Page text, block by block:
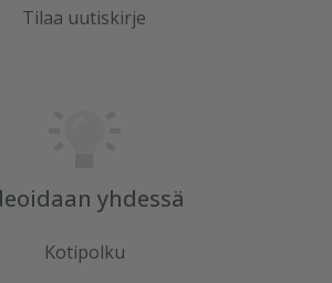
Tilaa uutiskirje
yhdessä
Kotipolku